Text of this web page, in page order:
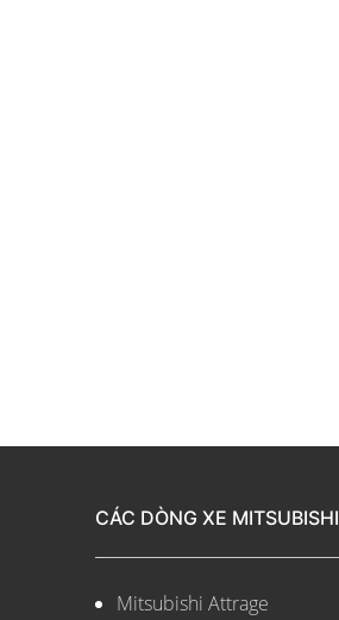
CÁC DÒNG XE MITSUBISHI
Mitsubishi Attrage